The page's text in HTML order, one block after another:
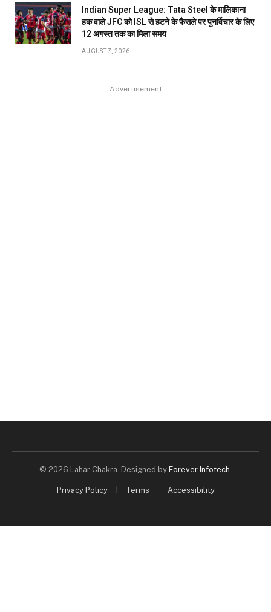
Indian Super League: Tata Steel के मालिकाना
हक वाले JFC को ISL से हटने के फैसले पर पुनर्विचार के लिए
12 अगस्त तक का मिला समय
AUGUST 7, 2026
Advertisement
© 2026 Lahar Chakra. Designed by Forever Infotech
Privacy Policy Terms Accessibility